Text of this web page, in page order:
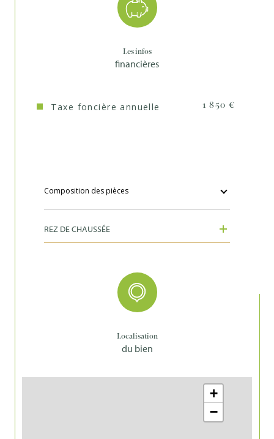
TRAD_TYPE_CHAUFF_CHAUDIERE
Les infos
financières
Taxe foncière annuelle 1 850 €
Composition des pièces
REZ DE CHAUSSÉE
Localisation
du bien
+
−